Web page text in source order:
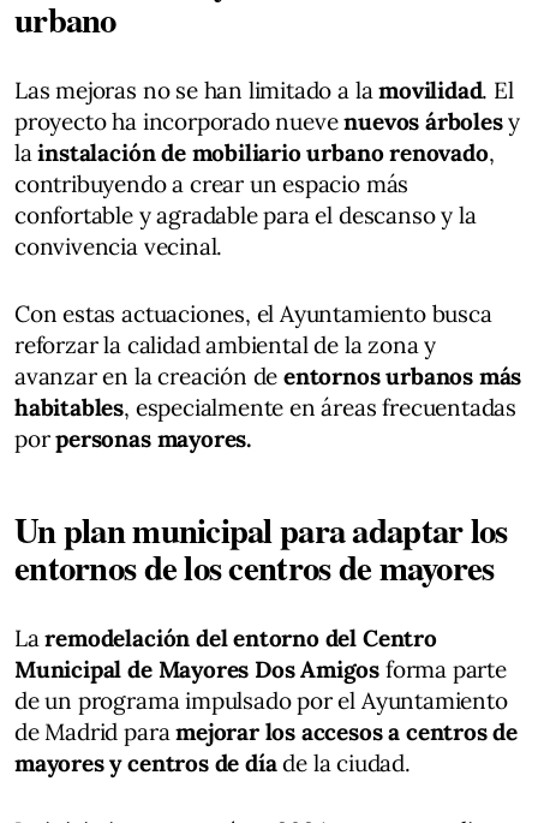
urbano
Las mejoras no se han limitado a lamovilidad. El
proyecto ha incorporado nuevenuevos árbolesy
lainstalación de mobiliario urbano renovado,
contribuyendo a crear un espacio más
confortable y agradable para el descanso y la
convivencia vecinal.
Con estas actuaciones, el Ayuntamiento busca
reforzar la calidad ambiental de la zona y
avanzar en la creación deentornos urbanos más
habitables, especialmente en áreas frecuentadas
porpersonas mayores.
Un plan municipal para adaptar los
entornos de los centros de mayores
Laremodelación del entorno del Centro
Municipal de Mayores Dos Amigos forma parte
de un programa impulsado por el Ayuntamiento
de Madrid paramejorar los accesos a centros de
mayores y centros de díade la ciudad.